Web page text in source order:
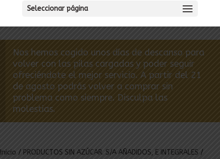
Seleccionar página
Nos hemos cogido unos días de descanso para
volver con las pilas cargadas y poder seguir
ofreciéndote el mejor servicio. A partir del 21
de agosto podrás volver a comprar sin
problema como siempre. Disculpa las
molestias.
Inicio / PRODUCTOS SIN AZÚCAR. S/A AÑADIDOS, E INTEGRALES /